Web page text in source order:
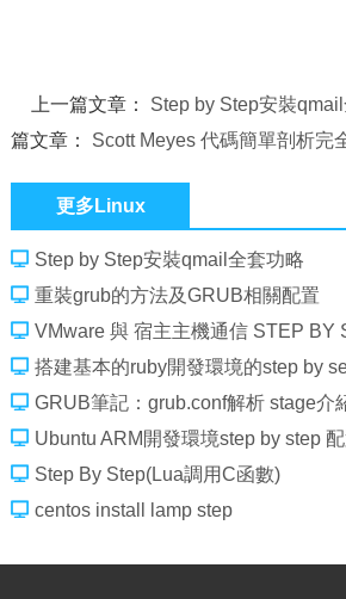
上一篇文章： Step by Step安裝
篇文章： Scott Meyes 代碼簡單剖析完
更多Linux
Step by Step安裝qmail全套功略
重裝grub的方法及GRUB相關配置
VMware 與 宿主主機通信 STEP BY
搭建基本的ruby開發環境的step by
GRUB筆記：grub.conf解析 stage介
Ubuntu ARM開發環境step by step
Step By Step(Lua調用C函數)
centos install lamp step